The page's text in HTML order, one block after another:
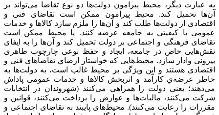
به عبارت دیگر، محیط پیرامون دولت‌ها دو نوع تقاضا می‌تواند بر
آن‌ها تحمیل کند. محیط پیرامون ممکن است تقاضای فنی و
اقتصادی از دولت‌ها طلب کند و آن‌ها را ملزم سازد کالاها و خدمات
عمومی با کیفیتی به جامعه عرضه کنند. یا محیط ممکن است
تقاضای فرهنگی و اجتماعی بر دولت تحمیل کند و آن‌ها را به ایفای
نقش‌هایی خاص در جامعه، ایجاد و حفظ نوعی چارچوب ظاهری
بیرونی وادار سازد. محیط‌هایی که خواستار ارضاي تقاضاهای فنی و
اقتصادی هستند و این ویژگی بر محیط غالب است، به دولت‌ها به
خاطر عرضه‌ي کارآمد و اثربخش کالاها و خدمات عمومی پاداش
می‌دهند؛ یعنی دولت را همراهی می‌کنند (شهروندان در انتخابات
شرکت می‌کنند، مالیات‌ها و عوارض را پرداخت می‌کنند، قوانین و
مقررات را رعایت می‌کنند). محیط‌های پایبند به تقاضای اجتماعی و